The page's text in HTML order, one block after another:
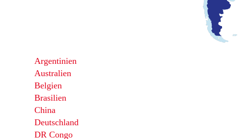
Argentinien
Australien
Belgien
Brasilien
China
Deutschland
DR Congo